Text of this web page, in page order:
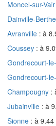
Moncel-sur-Vair
Dainville-
Avranville : à
Coussey : à
Gondrecourt-
Gondrecourt-
Champougny :
Jubainville : à
Sionne : à 9.44